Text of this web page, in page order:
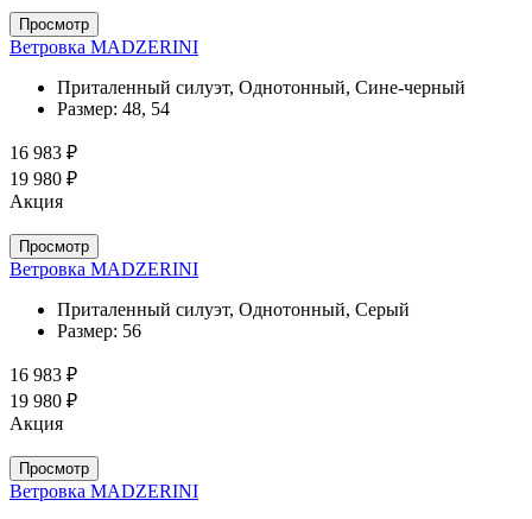
Просмотр
Ветровка MADZERINI
Приталенный силуэт, Однотонный, Сине-черный
Размер: 48, 54
16 983 ₽
19 980 ₽
Акция
Просмотр
Ветровка MADZERINI
Приталенный силуэт, Однотонный, Серый
Размер: 56
16 983 ₽
19 980 ₽
Акция
Просмотр
Ветровка MADZERINI